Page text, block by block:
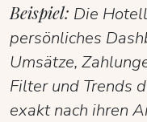
Beispiel: Die
persönliches
Umsätze,
Filter und Trends
exakt nach ihren